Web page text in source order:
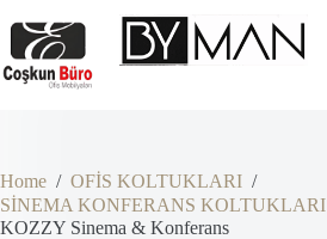
to
content
Home / OFİS KOLTUKLARI /
SİNEMA KONFERANS KOLTUKLARI
KOZZY Sinema & Konferans